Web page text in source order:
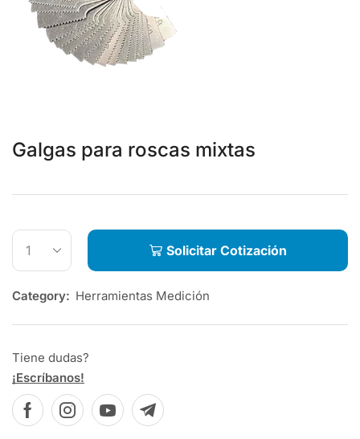
Galgas para roscas mixtas
Solicitar Cotización
Category: Herramientas Medición
Tiene dudas?
¡Escríbanos!